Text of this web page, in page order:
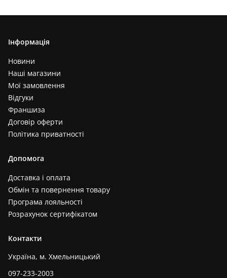
Інформація
Новини
Наші магазини
Мої замовлення
Відгуки
Франшиза
Договір оферти
Політика приватності
Допомога
Доставка і оплата
Обмін та повернення товару
Програма лояльності
Розрахунок сертифікатом
Контакти
Україна, м. Хмельницький
097-233-2003